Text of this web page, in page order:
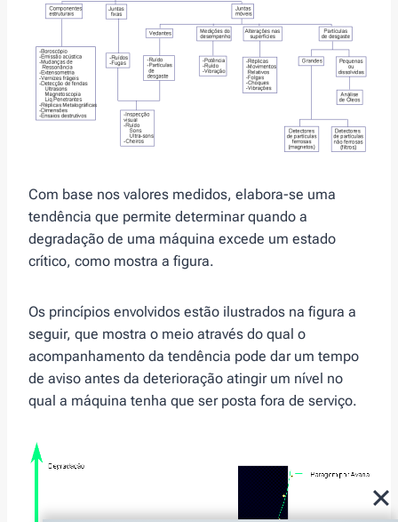
Com base nos valores medidos, elabora-se uma
tendência que permite determinar quando a
degradação de uma máquina excede um estado
crítico, como mostra a figura.
Os princípios envolvidos estão ilustrados na figura a
seguir, que mostra o meio através do qual o
acompanhamento da tendência pode dar um tempo
de aviso antes da deterioração atingir um nível no
qual a máquina tenha que ser posta fora de serviço.